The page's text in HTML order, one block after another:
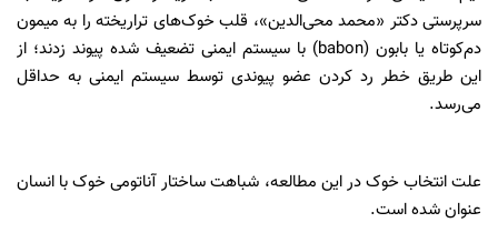
سرپرستی دکتر «محمد محی‌الدین»، قلب خوک‌های تراریخته را به میمون
دم‌کوتاه یا بابون (babon)‌ با سیستم ایمنی تضعیف شده پیوند زدند؛ از
این طریق خطر رد کردن عضو پیوندی توسط سیستم ایمنی به حداقل
می‌رسد.
علت انتخاب خوک در این مطالعه، شباهت ساختار آناتومی خوک با انسان
عنوان شده است.